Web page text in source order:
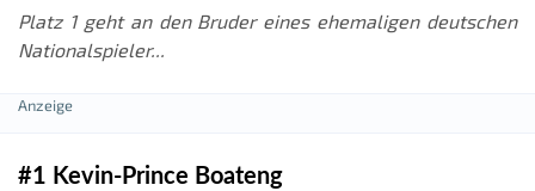
Platz 1 geht an den Bruder eines ehemaligen deutschen
Nationalspieler...
#1 Kevin-Prince Boateng